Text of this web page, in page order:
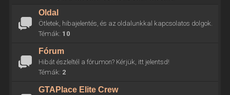
Oldal
Ötletek, hibajelentés, és az oldalunkkal kapcsolatos dolgok.
Témák: 10
Fórum
Hibát észleltél a fórumon? Kérjük, itt jelentsd!
Témák: 2
GTAPlace Elite Crew